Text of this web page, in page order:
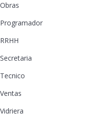
Obras
Programador
RRHH
Secretaria
Tecnico
Ventas
Vidriera